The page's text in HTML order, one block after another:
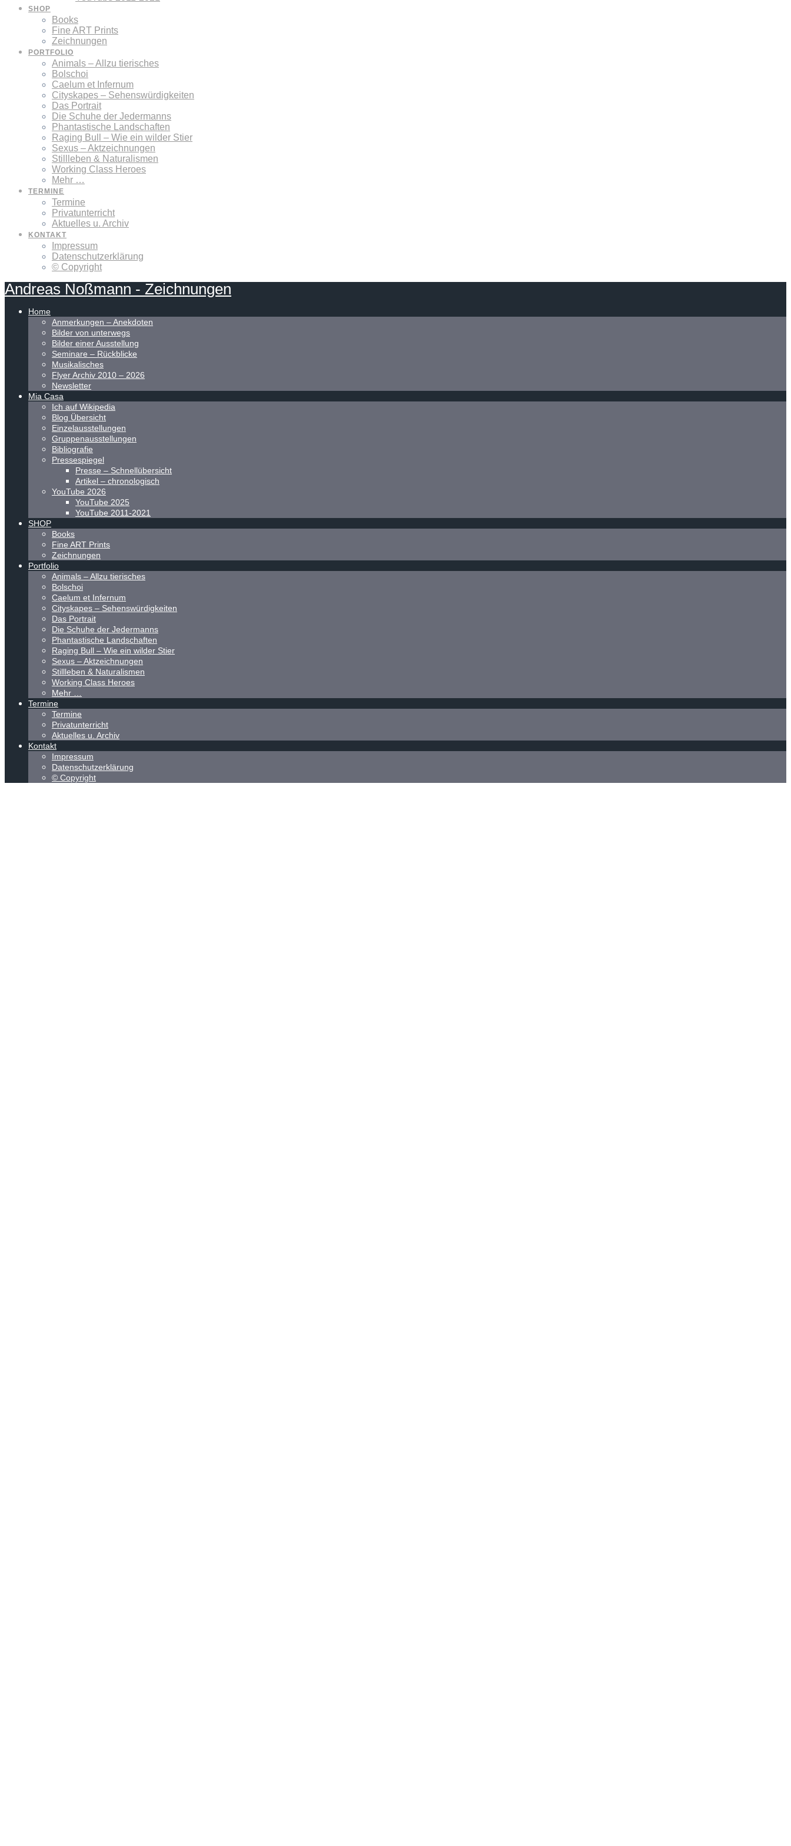
SHOP
Books
Fine ART Prints
Zeichnungen
PORTFOLIO
Animals – Allzu tierisches
Bolschoi
Caelum et Infernum
Cityskapes – Sehenswürdigkeiten
Das Portrait
Die Schuhe der Jedermanns
Phantastische Landschaften
Raging Bull – Wie ein wilder Stier
Sexus – Aktzeichnungen
Stillleben & Naturalismen
Working Class Heroes
Mehr …
TERMINE
Termine
Privatunterricht
Aktuelles u. Archiv
KONTAKT
Impressum
Datenschutzerklärung
© Copyright
Andreas Noßmann - Zeichnungen
Home
Anmerkungen – Anekdoten
Bilder von unterwegs
Bilder einer Ausstellung
Seminare – Rückblicke
Musikalisches
Flyer Archiv 2010 – 2026
Newsletter
Mia Casa
Ich auf Wikipedia
Blog Übersicht
Einzelausstellungen
Gruppenausstellungen
Bibliografie
Pressespiegel
Presse – Schnellübersicht
Artikel – chronologisch
YouTube 2026
YouTube 2025
YouTube 2011-2021
SHOP
Books
Fine ART Prints
Zeichnungen
Portfolio
Animals – Allzu tierisches
Bolschoi
Caelum et Infernum
Cityskapes – Sehenswürdigkeiten
Das Portrait
Die Schuhe der Jedermanns
Phantastische Landschaften
Raging Bull – Wie ein wilder Stier
Sexus – Aktzeichnungen
Stillleben & Naturalismen
Working Class Heroes
Mehr …
Termine
Termine
Privatunterricht
Aktuelles u. Archiv
Kontakt
Impressum
Datenschutzerklärung
© Copyright